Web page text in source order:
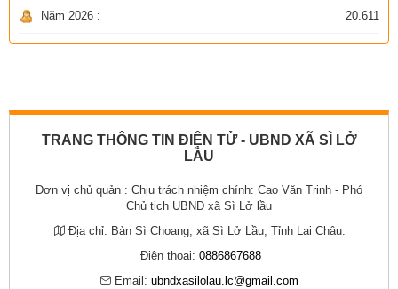
Năm 2026 : 20.611
TRANG THÔNG TIN ĐIỆN TỬ - UBND XÃ SÌ LỞ
LẦU
Đơn vị chủ quản : Chịu trách nhiệm chính: Cao Văn Trinh - Phó
Chủ tịch UBND xã Sì Lở lầu
Địa chỉ: Bản Sì Choang, xã Sì Lở Lầu, Tỉnh Lai Châu.
Điện thoại: 0886867688
Email: ubndxasilolau.lc@gmail.com